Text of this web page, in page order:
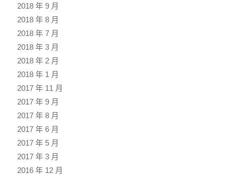
2018 年 9 月
2018 年 8 月
2018 年 7 月
2018 年 3 月
2018 年 2 月
2018 年 1 月
2017 年 11 月
2017 年 9 月
2017 年 8 月
2017 年 6 月
2017 年 5 月
2017 年 3 月
2016 年 12 月